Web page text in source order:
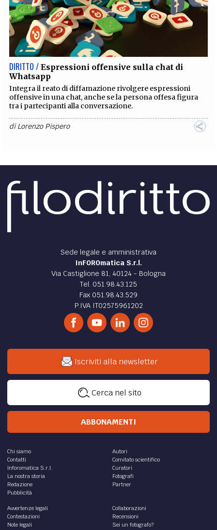
DIRITTO / Espressioni offensive sulla chat di
Whatsapp
Integra il reato di diffamazione rivolgere espressioni
offensive in una chat, anche se la persona offesa figura
tra i partecipanti alla conversazione.
diLorenzo Pispero
Sede legale e amministrativa
InFOROmatica S.r.l.
Via Castiglione 81, 40124 - Bologna
Tel. 051.98.43.125
Fax 051.98.43.529
P.IVA IT02575961202
Iscriviti alla newsletter
Cerca nel sito
ABBONAMENTI
Chi siamo
Contatti
Inforomatica S.r.l.
La nostra storia
Redazione
Pubblicità
Autori
Comitato scientifico
Curatori
Fotografi
Partner
Avvertenze legali
Contestazioni
Note legali
Collaborazioni
Recensioni
Sei un fotografo?